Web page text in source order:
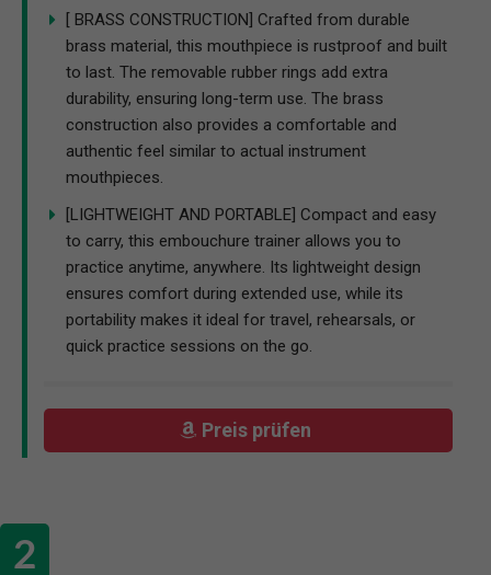
multiple instruments or want to cross-train their
embouchure skills.
[ BRASS CONSTRUCTION] Crafted from durable
brass material, this mouthpiece is rustproof and built
to last. The removable rubber rings add extra
durability, ensuring long-term use. The brass
construction also provides a comfortable and
authentic feel similar to actual instrument
mouthpieces.
[LIGHTWEIGHT AND PORTABLE] Compact and easy
to carry, this embouchure trainer allows you to
practice anytime, anywhere. Its lightweight design
ensures comfort during extended use, while its